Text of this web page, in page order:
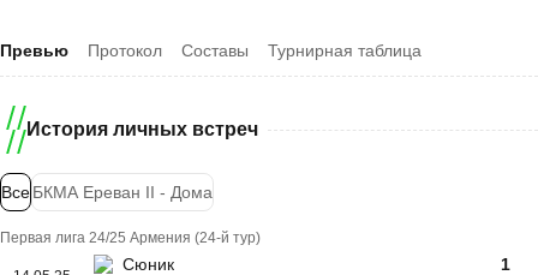
Превью Протокол Составы Турнирная таблица
История личных встреч
ВсеБКМА Ереван II - Дома
Первая лига 24/25 Армения (24-й тур)
Сюник
1